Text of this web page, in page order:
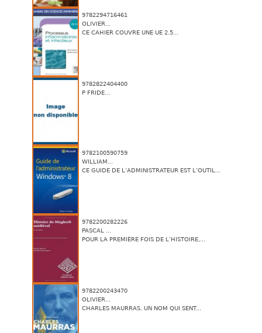
9782294716461
OLIVIER...
CE CAHIER COUVRE UNE UE 2.5...
9782822404400
P FRIDE...
9782100590759
WILLIAM...
CE GUIDE DE L’ADMINISTRATEUR EST L’OUTIL...
9782200282226
PASCAL ...
POUR LA PREMIÈRE FOIS DE L’HISTOIRE,...
9782200243470
OLIVIER...
CHARLES MAURRAS. UN NOM QUI SENT...